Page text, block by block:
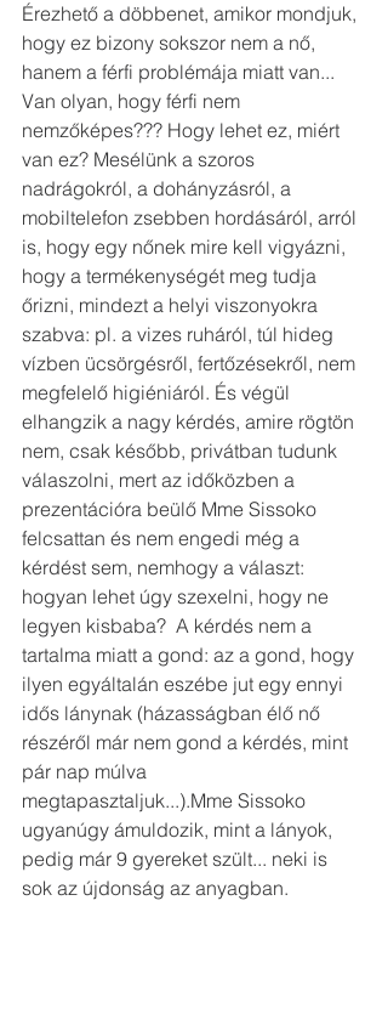
Érezhető a döbbenet, amikor mondjuk,
hogy ez bizony sokszor nem a nő,
hanem a férfi problémája miatt van...
Van olyan, hogy férfi nem
nemzőképes??? Hogy lehet ez, miért
van ez? Mesélünk a szoros
nadrágokról, a dohányzásról, a
mobiltelefon zsebben hordásáról, arról
is, hogy egy nőnek mire kell vigyázni,
hogy a termékenységét meg tudja
őrizni, mindezt a helyi viszonyokra
szabva: pl. a vizes ruháról, túl hideg
vízben ücsörgésről, fertőzésekről, nem
megfelelő higiéniáról. És végül
elhangzik a nagy kérdés, amire rögtön
nem, csak később, privátban tudunk
válaszolni, mert az időközben a
prezentációra beülő Mme Sissoko
felcsattan és nem engedi még a
kérdést sem, nemhogy a választ:
hogyan lehet úgy szexelni, hogy ne
legyen kisbaba?  A kérdés nem a
tartalma miatt a gond: az a gond, hogy
ilyen egyáltalán eszébe jut egy ennyi
idős lánynak (házasságban élő nő
részéről már nem gond a kérdés, mint
pár nap múlva
megtapasztaljuk...).Mme Sissoko
ugyanúgy ámuldozik, mint a lányok,
pedig már 9 gyereket szült... neki is
sok az újdonság az anyagban.